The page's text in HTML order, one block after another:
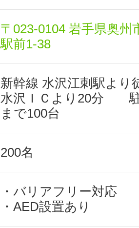
〒023-0104 岩手県奥州
駅前1-38
新幹線 水沢江刺駅より
水沢ＩＣより20分 駐
まで100台
200名
・バリアフリー対応
・AED設置あり